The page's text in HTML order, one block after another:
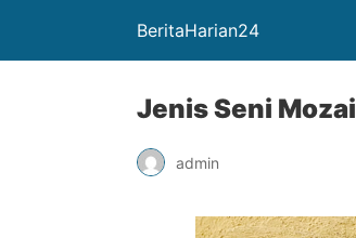
BeritaHarian24
Jenis Seni
admin